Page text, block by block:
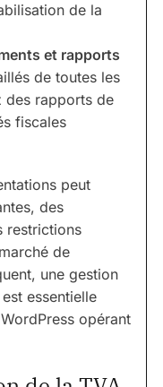
de la
et rapports
de toutes les
des rapports de
fiscales
peut
des
restrictions
de
une gestion
essentielle
opérant